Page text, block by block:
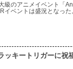
級のアニメイベント「
イベントは盛況となった
キートリガーに祝